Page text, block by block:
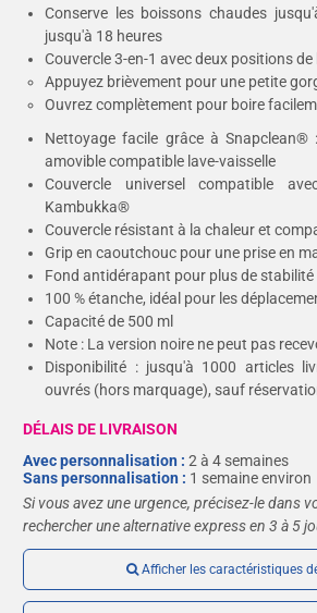
Conserve les boissons chaudes
jusqu'à 18 heures
Couvercle 3-en-1 avec deux positions de
Appuyez brièvement pour une petite
Ouvrez complètement pour boire
Nettoyage facile grâce à Snapclean®
amovible compatible lave-vaisselle
Couvercle universel compatible
Kambukka®
Couvercle résistant à la chaleur et
Grip en caoutchouc pour une prise en
Fond antidérapant pour plus de stabilité
100 % étanche, idéal pour les
Capacité de 500 ml
Note : La version noire ne peut pas
Disponibilité : jusqu'à 1000 articles
ouvrés (hors marquage), sauf
DÉLAIS DE LIVRAISON
Avec personnalisation :2 à 4 semaines
Sans personnalisation : 1 semaine environ
Si vous avez une urgence, précisez-le dans
rechercher une alternative express en 3 à 5
Afficher les caractéristiques